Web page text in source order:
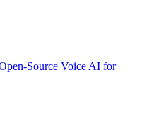
Source Voice AI for